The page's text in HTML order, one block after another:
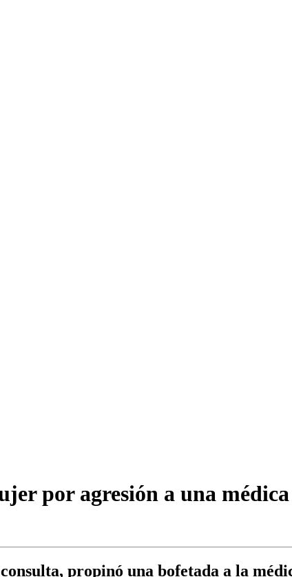
por agresión a una
propinó una bofetada a la